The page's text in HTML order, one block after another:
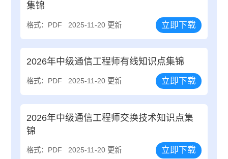
集锦
格式：PDF 2025-11-20 更新 立即下载
2026年中级通信工程师有线知识点集锦
格式：PDF 2025-11-20 更新 立即下载
2026年中级通信工程师交换技术知识点集
锦
格式：PDF 2025-11-20 更新 立即下载